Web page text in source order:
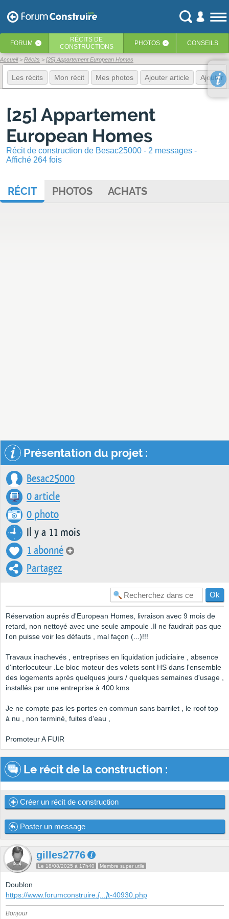
FORUM ‹ RÉCITS DE
CONSTRUCTIONS
PHOTOS ‹ CONSEILS
Accueil Récits [25] Appartement European Homes
Les récits Mon récit Mes photos Ajouter article Ajouter
[25] Appartement
European Homes
Récit de construction de Besac25000 - 2 messages -
Affiché 264 fois
RÉCIT PHOTOS ACHATS
Présentation du projet :
Besac25000
0 article
0 photo
Il y a 11 mois
1 abonné
Partagez
Réservation auprés d'European Homes, livraison avec 9 mois de
retard, non nettoyé avec une seule ampoule .Il ne faudrait pas que
l'on puisse voir les défauts , mal façon (...)!!!
Travaux inachevés , entreprises en liquidation judiciaire , absence
d'interlocuteur .Le bloc moteur des volets sont HS dans l'ensemble
des logements aprés quelques jours / quelques semaines d'usage ,
installés par une entreprise à 400 kms
Je ne compte pas les portes en commun sans barrilet , le roof top
à nu , non terminé, fuites d'eau ,
Promoteur A FUIR
Le récit de la construction :
Créer un récit de construction
Poster un message
gilles2776
Le 18/08/2025 à 17h40 Membre super utile
Doublon
https://www.forumconstruire.[...]t-40930.php
Bonjour